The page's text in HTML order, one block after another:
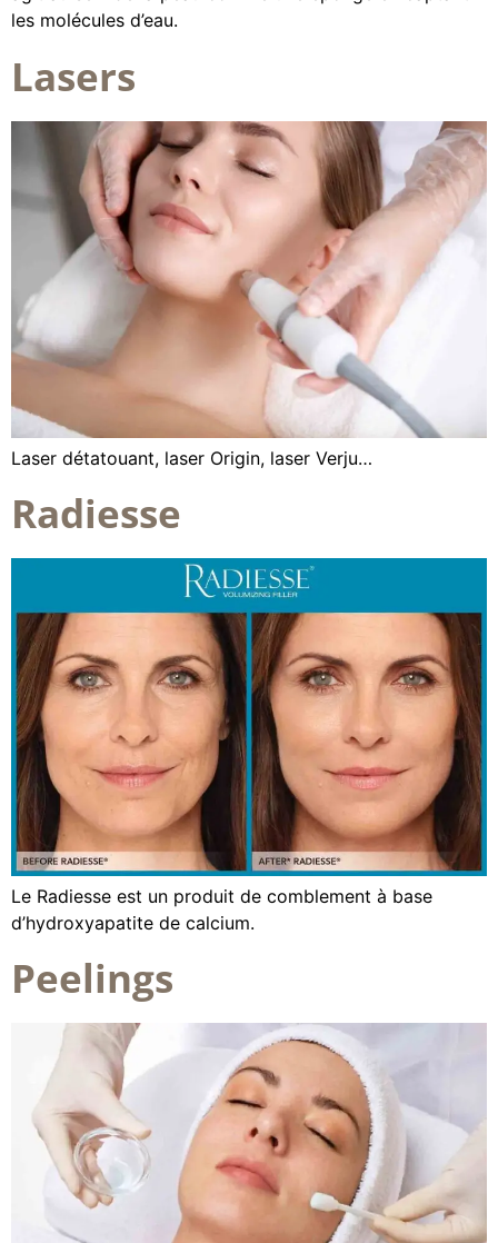
les molécules d’eau.
Lasers
Laser détatouant, laser Origin, laser Verju…
Radiesse
Le Radiesse est un produit de comblement à base
d’hydroxyapatite de calcium.
Peelings